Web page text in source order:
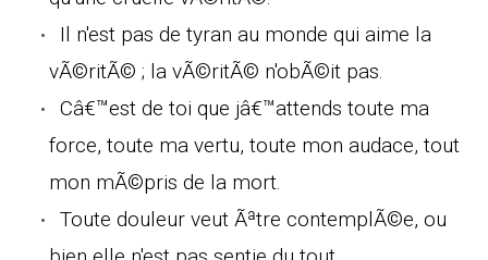
Il n'est pas de tyran au monde qui aime la
vÃ©ritÃ© ; la vÃ©ritÃ© n'obÃ©it pas.
Câ€™est de toi que jâ€™attends toute ma
force, toute ma vertu, toute mon audace, tout
mon mÃ©pris de la mort.
Toute douleur veut Ãªtre contemplÃ©e, ou